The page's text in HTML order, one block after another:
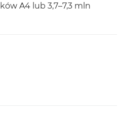
A4 lub 3,7–7,3 mln